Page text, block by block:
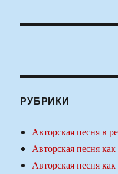
РУБРИКИ
Авторская песня в
Авторская песня
Авторская песня